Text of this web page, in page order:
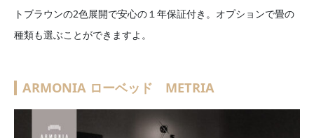
トブラウンの2色展開で安心の１年保証付き。オプションで畳の
種類も選ぶことができますよ。
ARMONIA ローベッド METRIA